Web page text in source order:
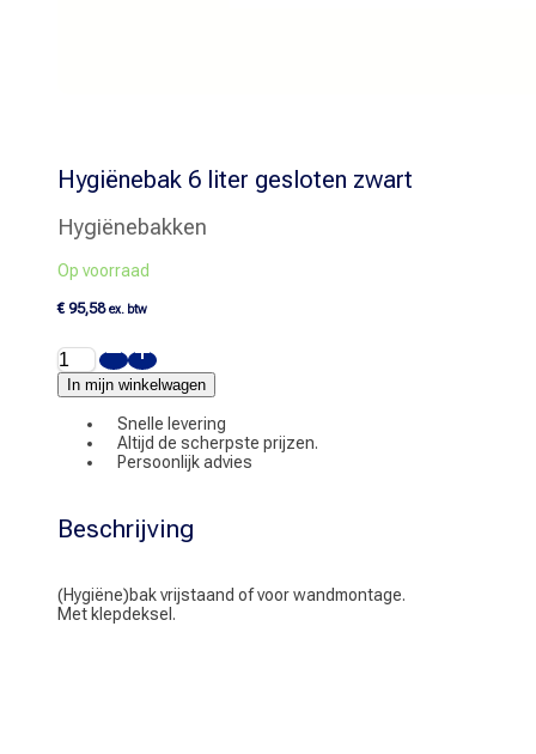
Hygiënebak 6 liter gesloten zwart
Hygiënebakken
Op voorraad
€95,58 ex. btw
Hygiënebak
6
liter
gesloten
zwart
aantal
In mijn winkelwagen
Snelle levering
Altijd de scherpste prijzen.
Persoonlijk advies
Beschrijving
(Hygiëne)bak vrijstaand of voor wandmontage.
Met klepdeksel.